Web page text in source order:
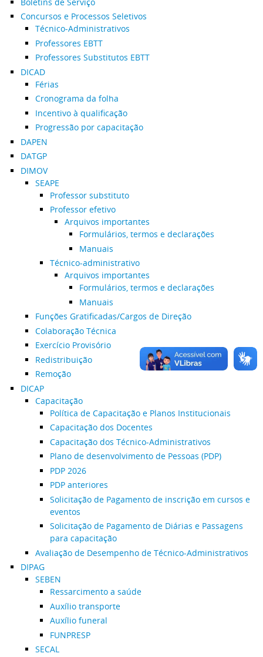
Concursos e Processos Seletivos
Técnico-Administrativos
Professores EBTT
Professores Substitutos EBTT
DICAD
Férias
Cronograma da folha
Incentivo à qualificação
Progressão por capacitação
DAPEN
DATGP
DIMOV
SEAPE
Professor substituto
Professor efetivo
Arquivos importantes
Formulários, termos e declarações
Manuais
Técnico-administrativo
Arquivos importantes
Formulários, termos e declarações
Manuais
Funções Gratificadas/Cargos de Direção
Colaboração Técnica
Exercício Provisório
Redistribuição
Remoção
DICAP
Capacitação
Política de Capacitação e Planos Institucionais
Capacitação dos Docentes
Capacitação dos Técnico-Administrativos
Plano de desenvolvimento de Pessoas (PDP)
PDP 2026
PDP anteriores
Solicitação de Pagamento de inscrição em cursos e
eventos
Solicitação de Pagamento de Diárias e Passagens
para capacitação
Avaliação de Desempenho de Técnico-Administrativos
DIPAG
SEBEN
Ressarcimento a saúde
Auxílio transporte
Auxílio funeral
FUNPRESP
SECAL